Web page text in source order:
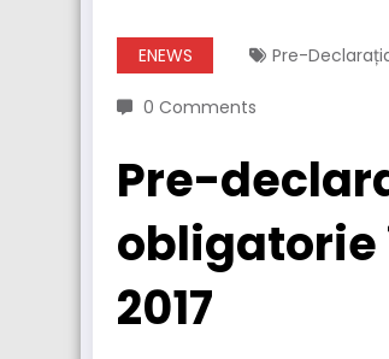
ENEWS Pre-
0 Comments
Pre-
obligatorie
2017